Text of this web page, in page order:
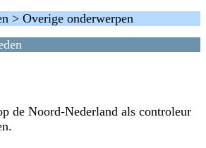
> Overige onderwerpen
de Noord-Nederland als controleur